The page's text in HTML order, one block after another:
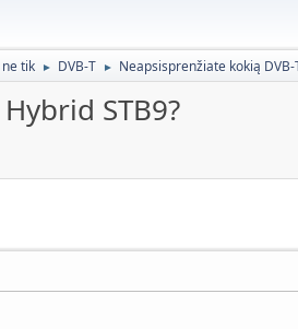
tik ► DVB-T ► Neapsisprenžiate kokią
STB9?